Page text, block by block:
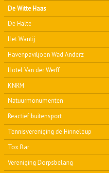
De Witte Haas
De Halte
Het Wantij
Havenpaviljoen Wad Anderz
Hotel Van der Werff
KNRM
Natuurmonumenten
Reactief buitensport
Tennisvereniging de Hinneleup
Tox Bar
Vereniging Dorpsbelang